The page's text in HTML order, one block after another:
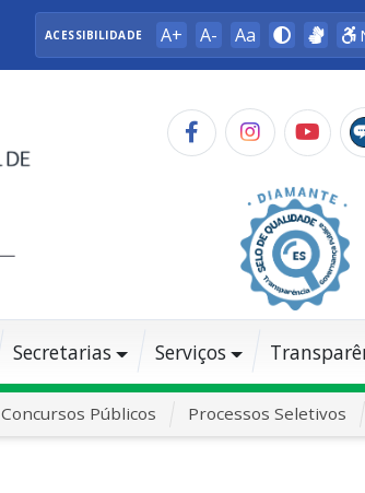
ACESSIBILIDADE A+ A- Aa
Secretarias Serviços
Concursos Públicos Processos Seletivos